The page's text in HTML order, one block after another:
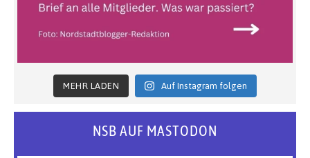
MEHR LADEN Auf Instagram folgen
NSB AUF MASTODON